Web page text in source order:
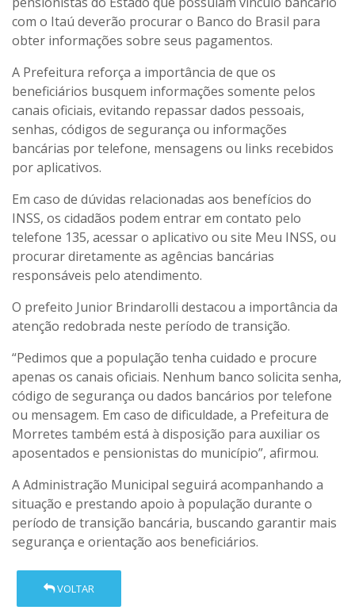
com o Itaú deverão procurar o Banco do Brasil para
obter informações sobre seus pagamentos.
A Prefeitura reforça a importância de que os
beneficiários busquem informações somente pelos
canais oficiais, evitando repassar dados pessoais,
senhas, códigos de segurança ou informações
bancárias por telefone, mensagens ou links recebidos
por aplicativos.
Em caso de dúvidas relacionadas aos benefícios do
INSS, os cidadãos podem entrar em contato pelo
telefone 135, acessar o aplicativo ou site Meu INSS, ou
procurar diretamente as agências bancárias
responsáveis pelo atendimento.
O prefeito Junior Brindarolli destacou a importância da
atenção redobrada neste período de transição.
“Pedimos que a população tenha cuidado e procure
apenas os canais oficiais. Nenhum banco solicita senha,
código de segurança ou dados bancários por telefone
ou mensagem. Em caso de dificuldade, a Prefeitura de
Morretes também está à disposição para auxiliar os
aposentados e pensionistas do município”, afirmou.
A Administração Municipal seguirá acompanhando a
situação e prestando apoio à população durante o
período de transição bancária, buscando garantir mais
segurança e orientação aos beneficiários.
VOLTAR